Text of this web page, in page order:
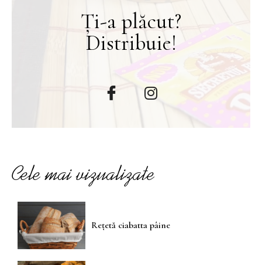
Ți-a plăcut?
Distribuie!
Cele mai vizualizate
Rețetă ciabatta pâine